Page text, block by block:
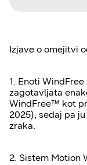
Izjave o omejitvi
1. Enoti
zagotavljata
WindFree™ kot
2025), sedaj pa
zraka.
2. Sistem Motion